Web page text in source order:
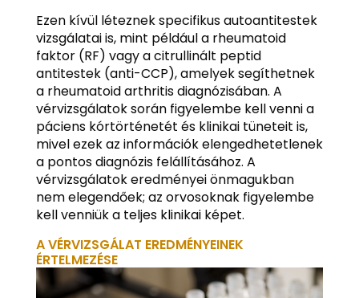
Ezen kívül léteznek specifikus autoantitestek
vizsgálatai is, mint például a rheumatoid
faktor (RF) vagy a citrullinált peptid
antitestek (anti-CCP), amelyek segíthetnek
a rheumatoid arthritis diagnózisában. A
vérvizsgálatok során figyelembe kell venni a
páciens kórtörténetét és klinikai tüneteit is,
mivel ezek az információk elengedhetetlenek
a pontos diagnózis felállításához. A
vérvizsgálatok eredményei önmagukban
nem elegendőek; az orvosoknak figyelembe
kell venniük a teljes klinikai képet.
A VÉRVIZSGÁLAT EREDMÉNYEINEK
ÉRTELMEZÉSE